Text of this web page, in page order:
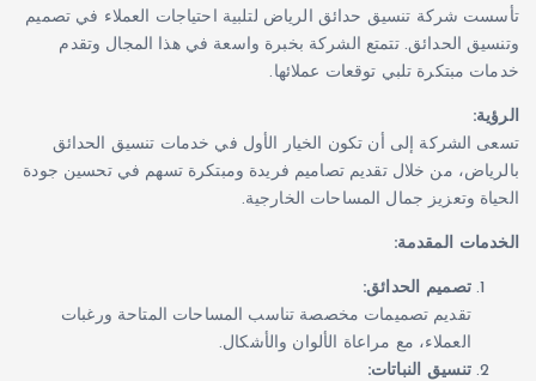
تأسست شركة تنسيق حدائق الرياض لتلبية احتياجات العملاء في تصميم
وتنسيق الحدائق. تتمتع الشركة بخبرة واسعة في هذا المجال وتقدم
خدمات مبتكرة تلبي توقعات عملائها.
الرؤية:
تسعى الشركة إلى أن تكون الخيار الأول في خدمات تنسيق الحدائق
بالرياض، من خلال تقديم تصاميم فريدة ومبتكرة تسهم في تحسين جودة
الحياة وتعزيز جمال المساحات الخارجية.
الخدمات المقدمة:
تصميم الحدائق:
تقديم تصميمات مخصصة تناسب المساحات المتاحة ورغبات
العملاء، مع مراعاة الألوان والأشكال.
تنسيق النباتات: